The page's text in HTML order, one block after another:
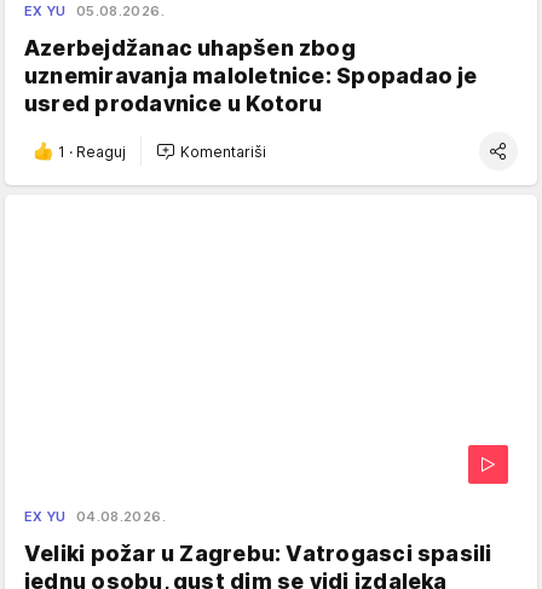
EX YU 05.08.2026.
Azerbejdžanac uhapšen zbog
uznemiravanja maloletnice: Spopadao je
usred prodavnice u Kotoru
1 · Reaguj Komentariši
EX YU 04.08.2026.
Veliki požar u Zagrebu: Vatrogasci spasili
jednu osobu, gust dim se vidi izdaleka